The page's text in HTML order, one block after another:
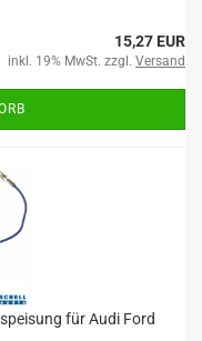
15,27 EUR
inkl. 19% MwSt. zzgl. Versand
für Audi Ford